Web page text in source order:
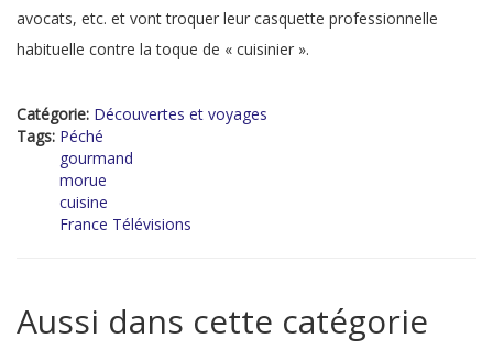
avocats, etc. et vont troquer leur casquette professionnelle
habituelle contre la toque de « cuisinier ».
Catégorie: Découvertes et voyages
Tags: Péché
gourmand
morue
cuisine
France Télévisions
Aussi dans cette catégorie